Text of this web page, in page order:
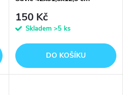
150 Kč
Skladem >5 ks
DO KOŠÍKU